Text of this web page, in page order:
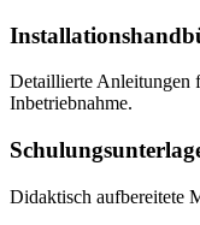
Detaillierte Anleitungen
Inbetriebnahme.
Didaktisch aufbereitete